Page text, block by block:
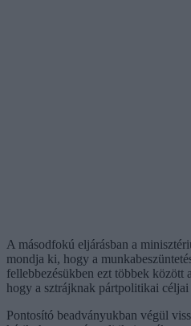
A másodfokú eljárásban a
mondja ki, hogy a
fellebbezésükben ezt többek között
hogy a sztrájknak pártpolitikai
Pontosító beadványukban végül